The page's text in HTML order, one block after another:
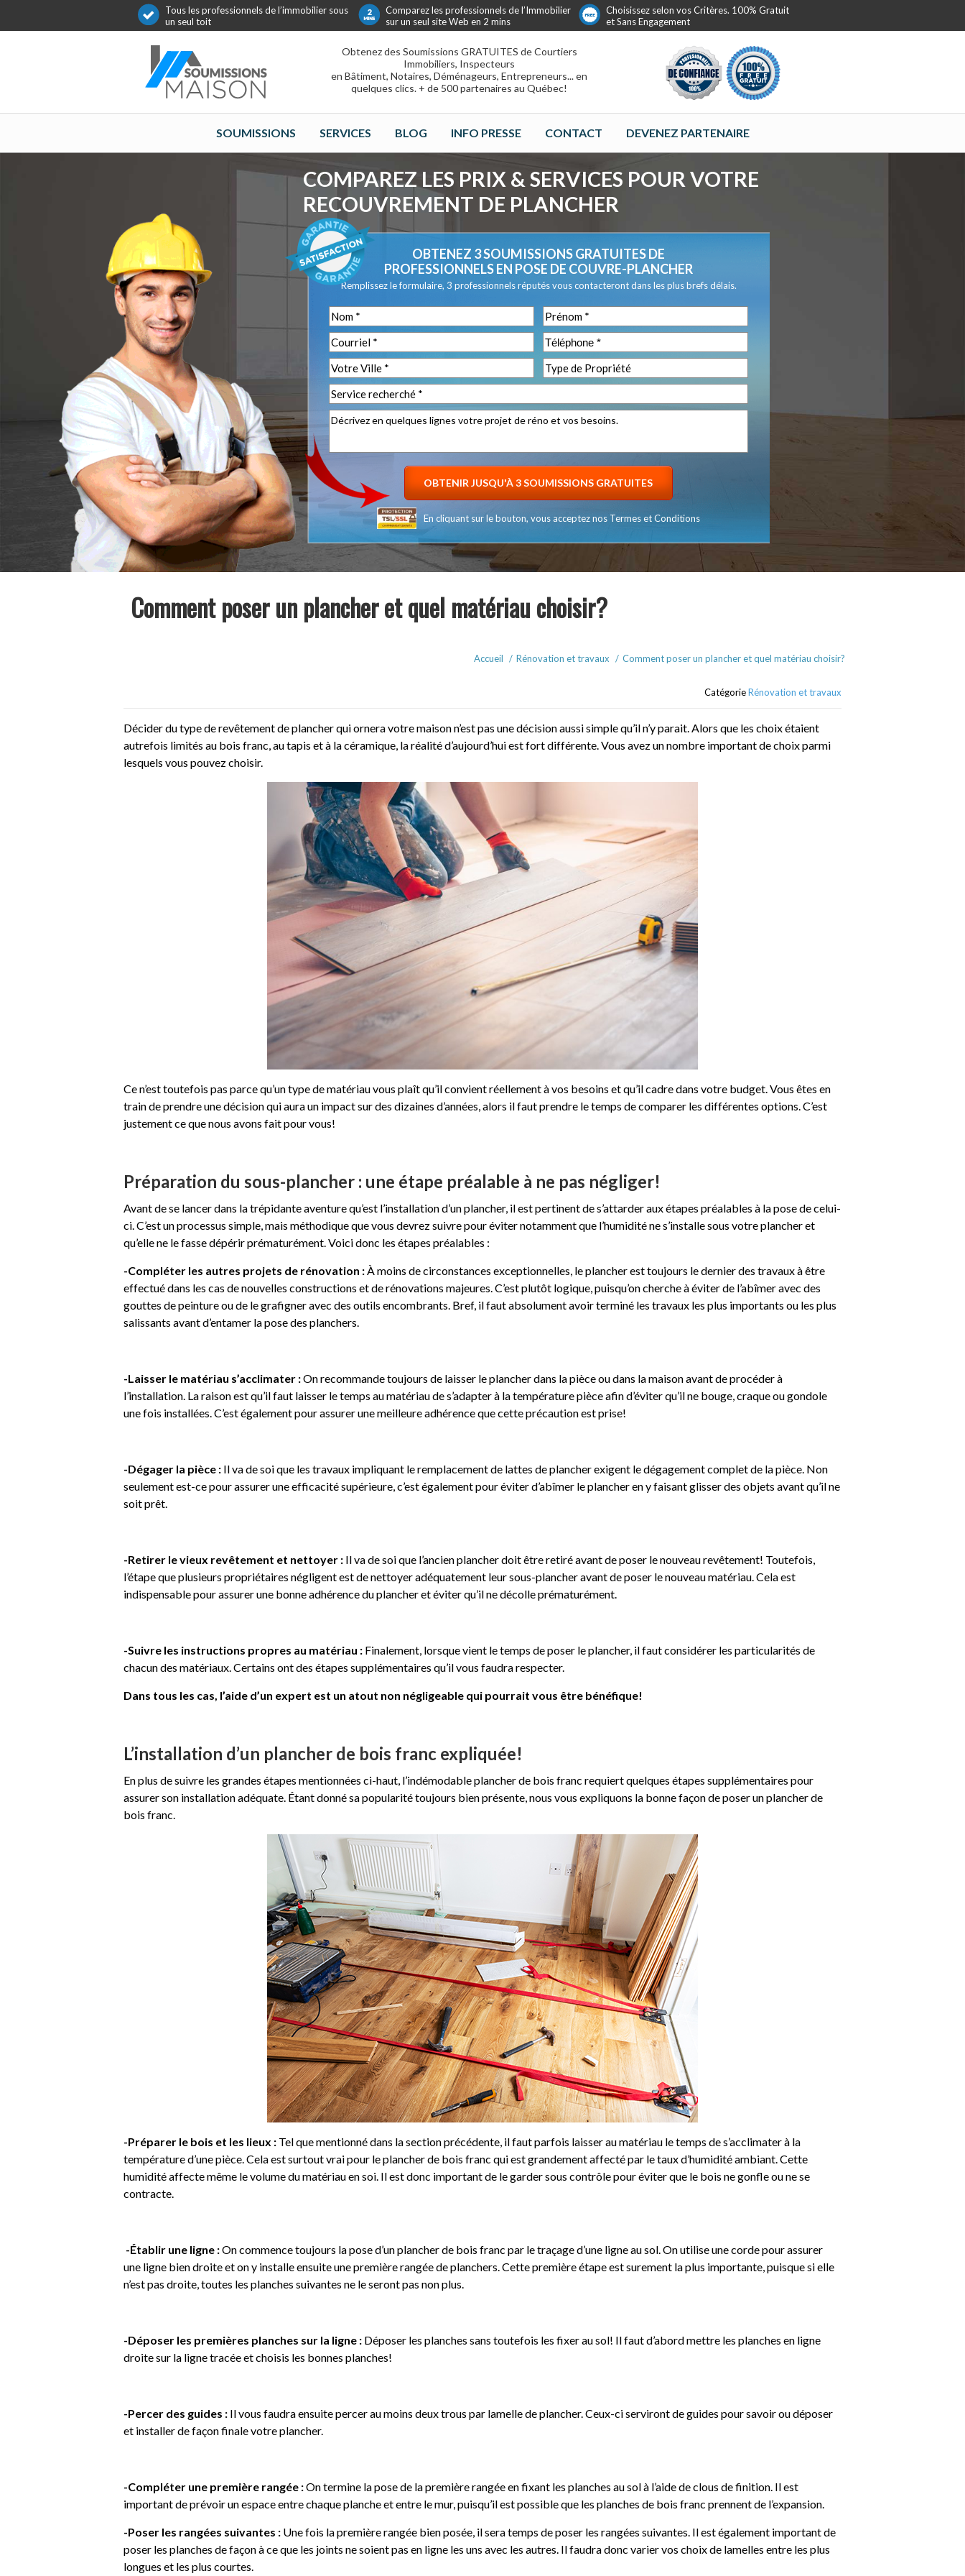
Tous les professionnels de l’immobilier sous
un seul toit
Comparez les professionnels de l’Immobilier
sur un seul site Web en 2 mins
Choisissez selon vos Critères. 100% Gratuit
et Sans Engagement
Obtenez des Soumissions GRATUITES de Courtiers
Immobiliers, Inspecteurs
en Bâtiment, Notaires, Déménageurs, Entrepreneurs... en
quelques clics. + de 500 partenaires au Québec!
SOUMISSIONS SERVICES BLOG INFO PRESSE CONTACT DEVENEZ PARTENAIRE
COMPAREZ LES PRIX & SERVICES POUR VOTRE
RECOUVREMENT DE PLANCHER
OBTENEZ 3 SOUMISSIONS GRATUITES DE
PROFESSIONNELS EN POSE DE COUVRE-PLANCHER
Remplissez le formulaire, 3 professionnels réputés vous contacteront dans les plus brefs délais.
En cliquant sur le bouton, vous acceptez nos Termes et Conditions
Comment poser un plancher et quel matériau choisir?
Accueil / Rénovation et travaux / Comment poser un plancher et quel matériau choisir?
CatégorieRénovation et travaux
Décider du type de revêtement de plancher qui ornera votre maison n’est pas une décision aussi simple qu’il n’y parait. Alors que les choix étaient
autrefois limités au bois franc, au tapis et à la céramique, la réalité d’aujourd’hui est fort différente. Vous avez un nombre important de choix parmi
lesquels vous pouvez choisir.
Ce n’est toutefois pas parce qu’un type de matériau vous plaît qu’il convient réellement à vos besoins et qu’il cadre dans votre budget. Vous êtes en
train de prendre une décision qui aura un impact sur des dizaines d’années, alors il faut prendre le temps de comparer les différentes options. C’est
justement ce que nous avons fait pour vous!
Préparation du sous-plancher : une étape préalable à ne pas négliger!
Avant de se lancer dans la trépidante aventure qu’est l’installation d’un plancher, il est pertinent de s’attarder aux étapes préalables à la pose de celui-
ci. C’est un processus simple, mais méthodique que vous devrez suivre pour éviter notamment que l’humidité ne s’installe sous votre plancher et
qu’elle ne le fasse dépérir prématurément. Voici donc les étapes préalables :
-Compléter les autres projets de rénovation :À moins de circonstances exceptionnelles, le plancher est toujours le dernier des travaux à être
effectué dans les cas de nouvelles constructions et de rénovations majeures. C’est plutôt logique, puisqu’on cherche à éviter de l’abîmer avec des
gouttes de peinture ou de le grafigner avec des outils encombrants. Bref, il faut absolument avoir terminé les travaux les plus importants ou les plus
salissants avant d’entamer la pose des planchers.
-Laisser le matériau s’acclimater :On recommande toujours de laisser le plancher dans la pièce ou dans la maison avant de procéder à
l’installation. La raison est qu’il faut laisser le temps au matériau de s’adapter à la température pièce afin d’éviter qu’il ne bouge, craque ou gondole
une fois installées. C’est également pour assurer une meilleure adhérence que cette précaution est prise!
-Dégager la pièce : Il va de soi que les travaux impliquant le remplacement de lattes de plancher exigent le dégagement complet de la pièce. Non
seulement est-ce pour assurer une efficacité supérieure, c’est également pour éviter d’abîmer le plancher en y faisant glisser des objets avant qu’il ne
soit prêt.
-Retirer le vieux revêtement et nettoyer : Il va de soi que l’ancien plancher doit être retiré avant de poser le nouveau revêtement! Toutefois,
l’étape que plusieurs propriétaires négligent est de nettoyer adéquatement leur sous-plancher avant de poser le nouveau matériau. Cela est
indispensable pour assurer une bonne adhérence du plancher et éviter qu’il ne décolle prématurément.
-Suivre les instructions propres au matériau : Finalement, lorsque vient le temps de poser le plancher, il faut considérer les particularités de
chacun des matériaux. Certains ont des étapes supplémentaires qu’il vous faudra respecter.
Dans tous les cas, l’aide d’un expert est un atout non négligeable qui pourrait vous être bénéfique!
L’installation d’un plancher de bois franc expliquée!
En plus de suivre les grandes étapes mentionnées ci-haut, l’indémodable plancher de bois franc requiert quelques étapes supplémentaires pour
assurer son installation adéquate. Étant donné sa popularité toujours bien présente, nous vous expliquons la bonne façon de poser un plancher de
bois franc.
-Préparer le bois et les lieux : Tel que mentionné dans la section précédente, il faut parfois laisser au matériau le temps de s’acclimater à la
température d’une pièce. Cela est surtout vrai pour le plancher de bois franc qui est grandement affecté par le taux d’humidité ambiant. Cette
humidité affecte même le volume du matériau en soi. Il est donc important de le garder sous contrôle pour éviter que le bois ne gonfle ou ne se
contracte.
-Établir une ligne :On commence toujours la pose d’un plancher de bois franc par le traçage d’une ligne au sol. On utilise une corde pour assurer
une ligne bien droite et on y installe ensuite une première rangée de planchers. Cette première étape est surement la plus importante, puisque si elle
n’est pas droite, toutes les planches suivantes ne le seront pas non plus.
-Déposer les premières planches sur la ligne : Déposer les planches sans toutefois les fixer au sol! Il faut d’abord mettre les planches en ligne
droite sur la ligne tracée et choisis les bonnes planches!
-Percer des guides : Il vous faudra ensuite percer au moins deux trous par lamelle de plancher. Ceux-ci serviront de guides pour savoir ou déposer
et installer de façon finale votre plancher.
-Compléter une première rangée :On termine la pose de la première rangée en fixant les planches au sol à l’aide de clous de finition. Il est
important de prévoir un espace entre chaque planche et entre le mur, puisqu’il est possible que les planches de bois franc prennent de l’expansion.
-Poser les rangées suivantes : Une fois la première rangée bien posée, il sera temps de poser les rangées suivantes. Il est également important de
poser les planches de façon à ce que les joints ne soient pas en ligne les uns avec les autres. Il faudra donc varier vos choix de lamelles entre les plus
longues et les plus courtes.